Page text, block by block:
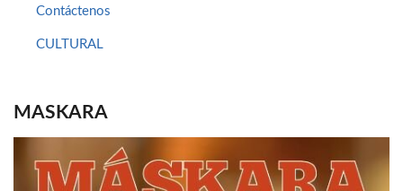
Contáctenos
CULTURAL
MASKARA